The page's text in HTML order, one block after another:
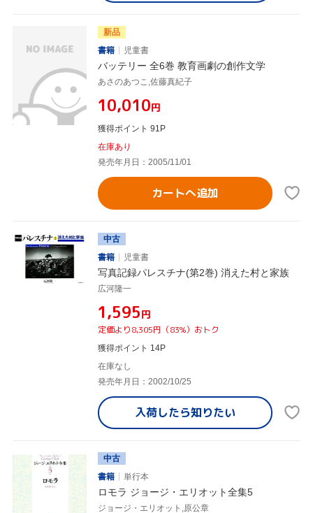
新品
書籍
児童書
バッテリー 全6巻 教育画劇の創作文学
あさのあつこ,佐藤真紀子
¥10,010円
獲得ポイント 91P
在庫あり
発売年月日：2005/11/01
カートへ追加
中古
書籍
児童書
写真記録パレスチナ(第2巻) 消えた村と家族
広河隆一
¥1,595円
定価より8,305円（83%）おトク
獲得ポイント 14P
在庫なし
発売年月日：2002/10/25
入荷したら知りたい
中古
書籍
単行本
ロモラ ジョージ・エリオット全集5
ジョージ・エリオット,原公章